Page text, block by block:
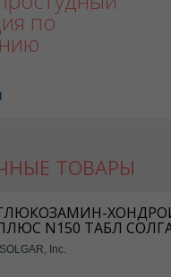
по
ТОВАРЫ
N150 ТАБЛ
Inc.